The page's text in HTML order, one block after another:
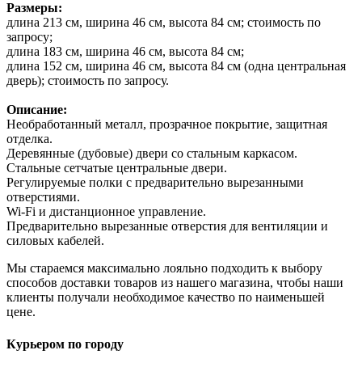
Размеры:
длина 213 см, ширина 46 см, высота 84 см; стоимость по
запросу;
длина 183 см, ширина 46 см, высота 84 см;
длина 152 см, ширина 46 см, высота 84 см (одна центральная
дверь); стоимость по запросу.
Описание:
Необработанный металл, прозрачное покрытие, защитная
отделка.
Деревянные (дубовые) двери со стальным каркасом.
Стальные сетчатые центральные двери.
Регулируемые полки с предварительно вырезанными
отверстиями.
Wi-Fi и дистанционное управление.
Предварительно вырезанные отверстия для вентиляции и
силовых кабелей.
Мы стараемся максимально лояльно подходить к выбору
способов доставки товаров из нашего магазина, чтобы наши
клиенты получали необходимое качество по наименьшей
цене.
Курьером по городу